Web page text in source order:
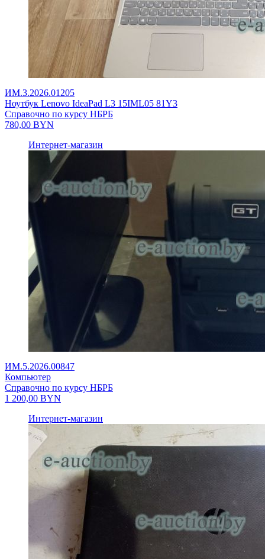
ИМ.3.2026.01205
Ноутбук Lenovo IdeaPad L3 15IML05 81Y3
Справочно по курсу НБРБ
780,00 BYN
Интернет-магазин
ИМ.5.2026.00847
Компьютер
Справочно по курсу НБРБ
1 200,00 BYN
Интернет-магазин